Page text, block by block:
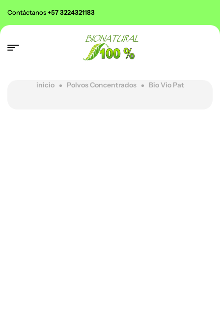
Contáctanos+57 3224321183
inicio Polvos Concentrados Bio Vio Pat